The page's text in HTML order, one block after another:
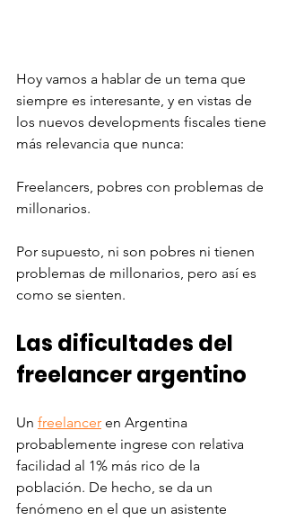
Hoy vamos a hablar de un tema que
siempre es interesante, y en vistas de
los nuevos developments fiscales tiene
más relevancia que nunca:
Freelancers, pobres con problemas de
millonarios.
Por supuesto, ni son pobres ni tienen
problemas de millonarios, pero así es
como se sienten.
Las dificultades del
freelancer argentino
Un freelancer en Argentina
probablemente ingrese con relativa
facilidad al 1% más rico de la
población. De hecho, se da un
fenómeno en el que un asistente